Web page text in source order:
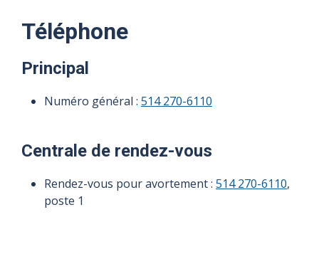
Téléphone
Principal
Numéro général : 514 270-6110
Centrale de rendez-vous
Rendez-vous pour avortement : 514 270-6110,
poste 1